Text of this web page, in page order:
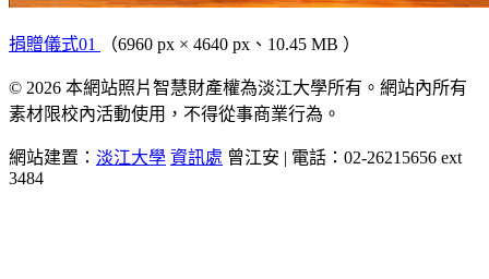
捐贈儀式01 （6960 px × 4640 px、10.45 MB ）
© 2026 本網站照片智慧財產權為淡江大學所有。網站內所有
素材限校內活動使用，不得從事商業行為。
網站建置： 淡江大學 資訊處 曾江安 | 電話：02-26215656 ext
3484